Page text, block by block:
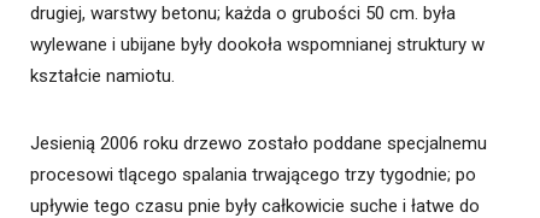
drugiej, warstwy betonu; każda o grubości 50 cm. była
wylewane i ubijane były dookoła wspomnianej struktury w
kształcie namiotu.
Jesienią 2006 roku drzewo zostało poddane specjalnemu
procesowi tlącego spalania trwającego trzy tygodnie; po
upływie tego czasu pnie były całkowicie suche i łatwe do